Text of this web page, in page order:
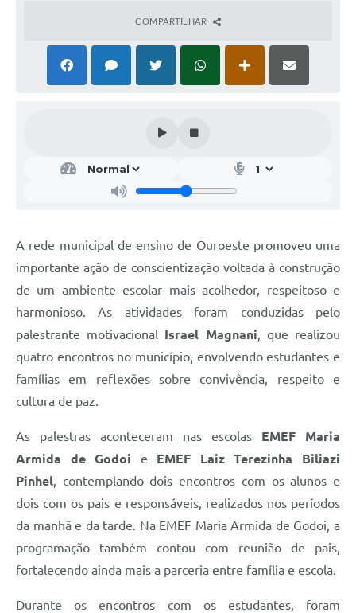
COMPARTILHAR
A rede municipal de ensino de Ouroeste promoveu uma
importante ação de conscientização voltada à construção
de um ambiente escolar mais acolhedor, respeitoso e
harmonioso. As atividades foram conduzidas pelo
palestrante motivacional Israel Magnani , que realizou
quatro encontros no município, envolvendo estudantes e
famílias em reflexões sobre convivência, respeito e
cultura de paz.
As palestras aconteceram nas escolas EMEF Maria
Armida de Godoi e EMEF Laiz Terezinha Biliazi
Pinhel , contemplando dois encontros com os alunos e
dois com os pais e responsáveis, realizados nos períodos
da manhã e da tarde. Na EMEF Maria Armida de Godoi, a
programação também contou com reunião de pais,
fortalecendo ainda mais a parceria entre família e escola.
Durante os encontros com os estudantes, foram